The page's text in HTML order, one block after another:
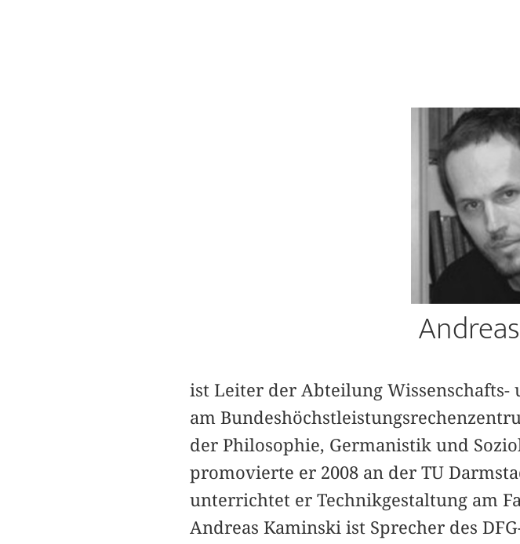
ist Leiter der Abteilung
am
der Philosophie, Germanistik und
promovierte er 2008 an der TU
unterrichtet er Technikgestaltung am
Andreas Kaminski ist Sprecher des